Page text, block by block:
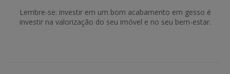
Lembre-se: investir em um bom acabamento em gesso é
investir na valorização do seu imóvel e no seu bem-estar.